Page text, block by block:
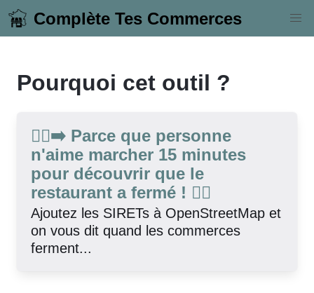
Complète Tes Commerces
Pourquoi cet outil ?
🚶‍♀️‍➡️ Parce que personne
n'aime marcher 15 minutes
pour découvrir que le
restaurant a fermé ! 🚶‍♂️
Ajoutez les SIRETs à OpenStreetMap et
on vous dit quand les commerces
ferment...